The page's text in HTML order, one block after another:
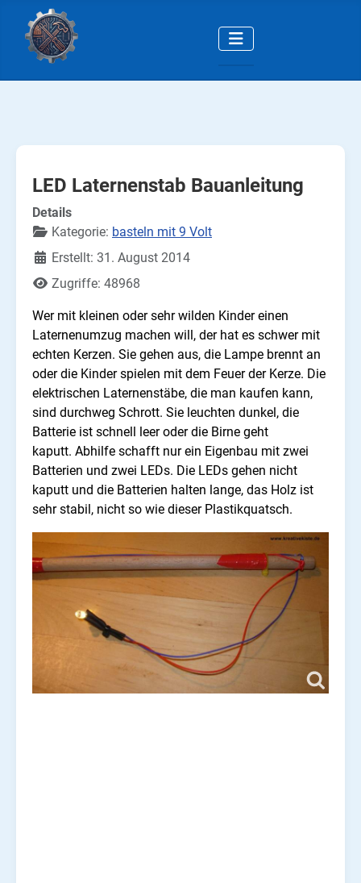
LED Laternenstab Bauanleitung
Details
Kategorie: basteln mit 9 Volt
Erstellt: 31. August 2014
Zugriffe: 48968
Wer mit kleinen oder sehr wilden Kinder einen
Laternenumzug machen will, der hat es schwer mit
echten Kerzen. Sie gehen aus, die Lampe brennt an
oder die Kinder spielen mit dem Feuer der Kerze. Die
elektrischen Laternenstäbe, die man kaufen kann,
sind durchweg Schrott. Sie leuchten dunkel, die
Batterie ist schnell leer oder die Birne geht
kaputt. Abhilfe schafft nur ein Eigenbau mit zwei
Batterien und zwei LEDs. Die LEDs gehen nicht
kaputt und die Batterien halten lange, das Holz ist
sehr stabil, nicht so wie dieser Plastikquatsch.